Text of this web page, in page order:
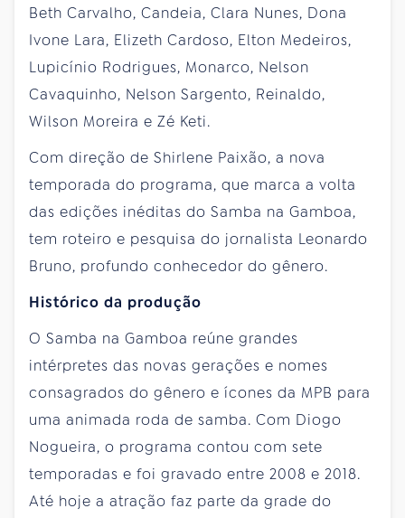
Beth Carvalho, Candeia, Clara Nunes, Dona
Ivone Lara, Elizeth Cardoso, Elton Medeiros,
Lupicínio Rodrigues, Monarco, Nelson
Cavaquinho, Nelson Sargento, Reinaldo,
Wilson Moreira e Zé Keti.
Com direção de Shirlene Paixão, a nova
temporada do programa, que marca a volta
das edições inéditas do Samba na Gamboa,
tem roteiro e pesquisa do jornalista Leonardo
Bruno, profundo conhecedor do gênero.
Histórico da produção
O Samba na Gamboa reúne grandes
intérpretes das novas gerações e nomes
consagrados do gênero e ícones da MPB para
uma animada roda de samba. Com Diogo
Nogueira, o programa contou com sete
temporadas e foi gravado entre 2008 e 2018.
Até hoje a atração faz parte da grade do